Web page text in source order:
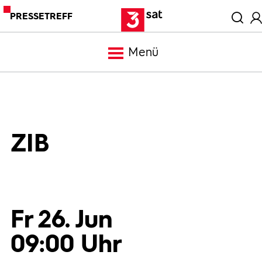
PRESSETREFF
Menü
Bilder
ZIB
Fr 26. Jun
09:00 Uhr